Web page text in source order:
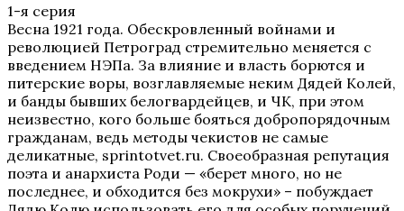
1-я серия
Весна 1921 года. Обескровленный войнами и
революцией Петроград стремительно меняется с
введением НЭПа. За влияние и власть борются и
питерские воры, возглавляемые неким Дядей Колей,
и банды бывших белогвардейцев, и ЧК, при этом
неизвестно, кого больше бояться добропорядочным
гражданам, ведь методы чекистов не самые
деликатные, sprintotvet.ru. Своеобразная репутация
поэта и анархиста Роди — «берет много, но не
последнее, и обходится без мокрухи» – побуждает